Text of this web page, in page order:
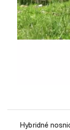
Hybridné